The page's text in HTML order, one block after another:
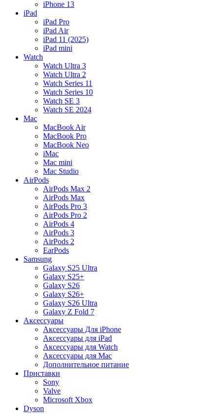
iPhone 13
iPad
iPad Pro
iPad Air
iPad 11 (2025)
iPad mini
Watch
Watch Ultra 3
Watch Ultra 2
Watch Series 11
Watch Series 10
Watch SE 3
Watch SE 2024
Mac
MacBook Air
MacBook Pro
MacBook Neo
iMac
Mac mini
Mac Studio
AirPods
AirPods Max 2
AirPods Max
AirPods Pro 3
AirPods Pro 2
AirPods 4
AirPods 3
AirPods 2
EarPods
Samsung
Galaxy S25 Ultra
Galaxy S25+
Galaxy S26
Galaxy S26+
Galaxy S26 Ultra
Galaxy Z Fold 7
Аксессуары
Аксессуары Для iPhone
Аксессуары для iPad
Аксессуары для Watch
Аксессуары для Mac
Дополнительное питание
Приставки
Sony
Valve
Microsoft Xbox
Dyson